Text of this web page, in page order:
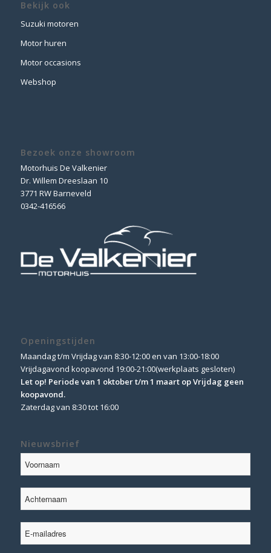
Bekijk ook
Suzuki motoren
Motor huren
Motor occasions
Webshop
Bezoek onze showroom
Motorhuis De Valkenier
Dr. Willem Dreeslaan 10
3771 RW Barneveld
0342-416566
Openingstijden
Maandag t/m Vrijdag van 8:30-12:00 en van 13:00-18:00
Vrijdagavond koopavond 19:00-21:00(werkplaats gesloten)
Let op! Periode van 1 oktober t/m 1 maart op Vrijdag geen
koopavond.
Zaterdag van 8:30 tot 16:00
Nieuwsbrief